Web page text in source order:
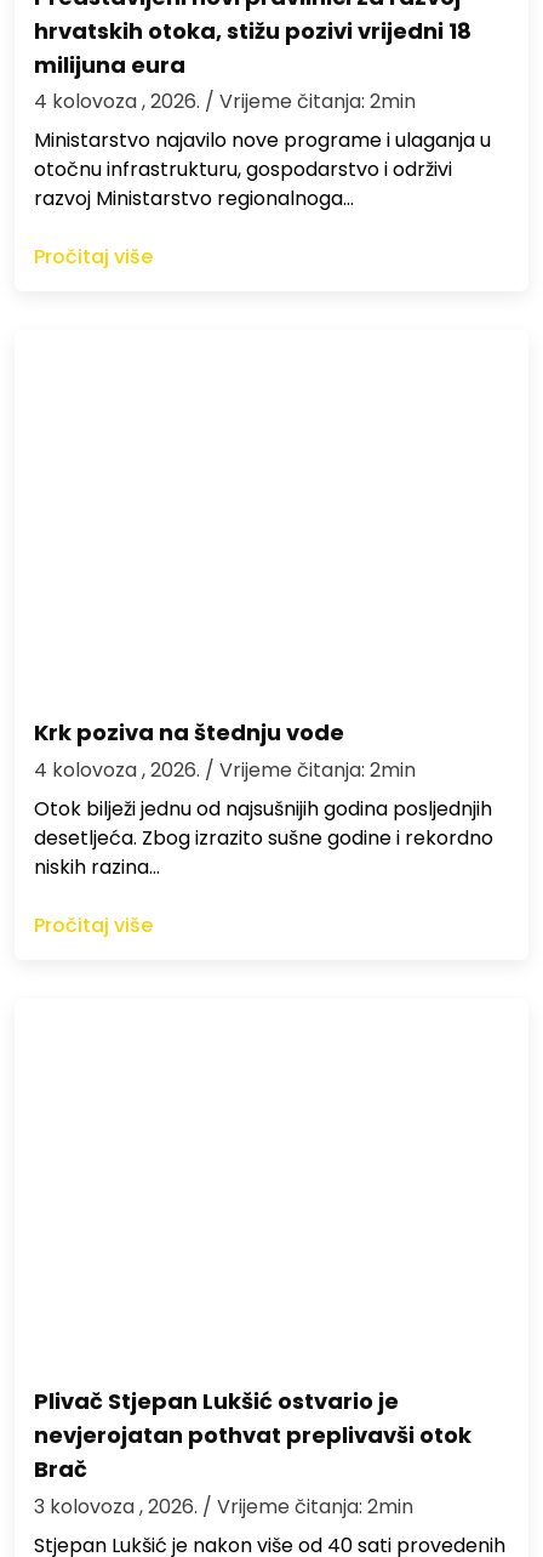
hrvatskih otoka, stižu pozivi vrijedni 18
milijuna eura
4 kolovoza , 2026. / Vrijeme čitanja: 2min
Ministarstvo najavilo nove programe i ulaganja u
otočnu infrastrukturu, gospodarstvo i održivi
razvoj Ministarstvo regionalnoga…
Pročitaj više
Krk poziva na štednju vode
4 kolovoza , 2026. / Vrijeme čitanja: 2min
Otok bilježi jednu od najsušnijih godina posljednjih
desetljeća. Zbog izrazito sušne godine i rekordno
niskih razina…
Pročitaj više
Plivač Stjepan Lukšić ostvario je
nevjerojatan pothvat preplivavši otok
Brač
3 kolovoza , 2026. / Vrijeme čitanja: 2min
St​jepan Lukšić je nakon više od 40 sati provedenih